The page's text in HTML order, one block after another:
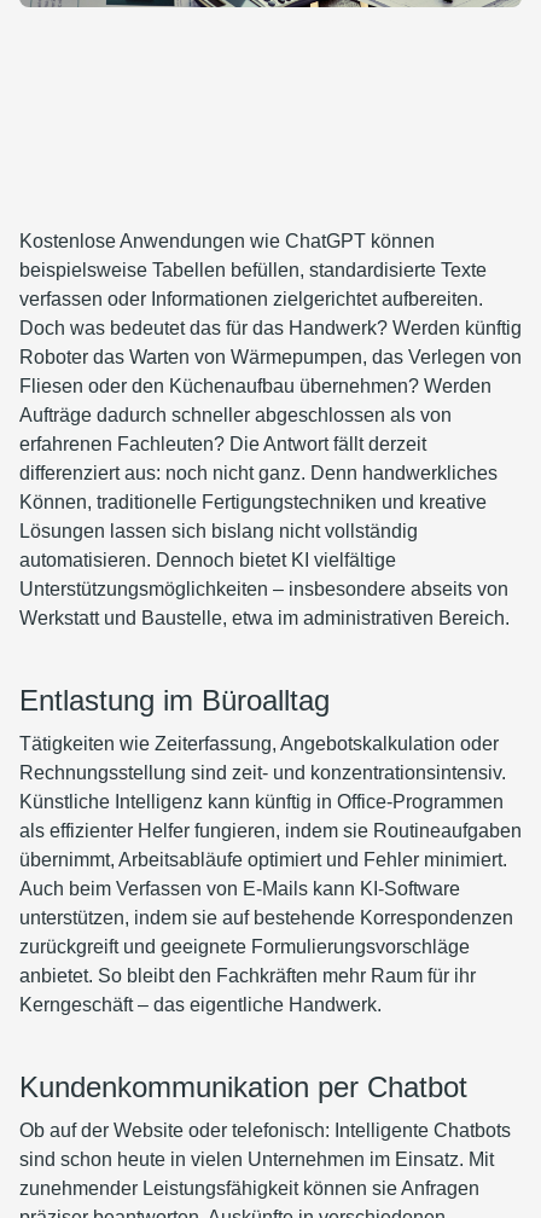
Kostenlose Anwendungen wie ChatGPT können
beispielsweise Tabellen befüllen, standardisierte Texte
verfassen oder Informationen zielgerichtet aufbereiten.
Doch was bedeutet das für das Handwerk? Werden künftig
Roboter das Warten von Wärmepumpen, das Verlegen von
Fliesen oder den Küchenaufbau übernehmen? Werden
Aufträge dadurch schneller abgeschlossen als von
erfahrenen Fachleuten? Die Antwort fällt derzeit
differenziert aus: noch nicht ganz. Denn handwerkliches
Können, traditionelle Fertigungstechniken und kreative
Lösungen lassen sich bislang nicht vollständig
automatisieren. Dennoch bietet KI vielfältige
Unterstützungsmöglichkeiten – insbesondere abseits von
Werkstatt und Baustelle, etwa im administrativen Bereich.
Entlastung im Büroalltag
Tätigkeiten wie Zeiterfassung, Angebotskalkulation oder
Rechnungsstellung sind zeit- und konzentrationsintensiv.
Künstliche Intelligenz kann künftig in Office-Programmen
als effizienter Helfer fungieren, indem sie Routineaufgaben
übernimmt, Arbeitsabläufe optimiert und Fehler minimiert.
Auch beim Verfassen von E-Mails kann KI-Software
unterstützen, indem sie auf bestehende Korrespondenzen
zurückgreift und geeignete Formulierungsvorschläge
anbietet. So bleibt den Fachkräften mehr Raum für ihr
Kerngeschäft – das eigentliche Handwerk.
Kundenkommunikation per Chatbot
Ob auf der Website oder telefonisch: Intelligente Chatbots
sind schon heute in vielen Unternehmen im Einsatz. Mit
zunehmender Leistungsfähigkeit können sie Anfragen